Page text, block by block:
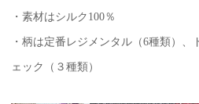
・素材はシルク100％
・柄は定番レジメンタル（6種類）
ェック（３種類）